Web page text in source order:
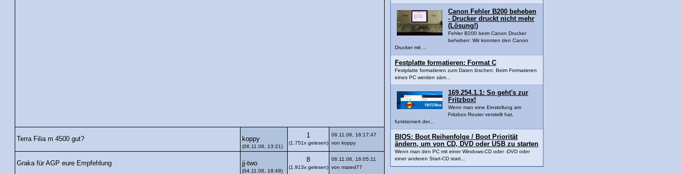
Terra Filia m 4500 gut? koppy
(06.11.06, 13:21)
1
(1.751x gelesen)
06.11.06, 16:17:47
von koppy
Graka für AGP eure Empfehlung jj-two
(04.11.06, 18:49)
8
(1.913x gelesen)
06.11.06, 16:05:11
von mated77
Canon Fehler B200 beheben
- Drucker druckt nicht mehr
(Lösung!)
Fehler B200 beim Canon Drucker
beheben: Wir konnten den Canon
Drucker mit ...
Festplatte formatieren: Format C
Festplatte formatieren zum Daten löschen: Beim Formatieren
eines PC werden säm...
169.254.1.1: So geht's zur
Fritzbox!
Wenn man eine Einstellung am
Fritzbox Router verstellt hat,
funktioniert der...
BIOS: Boot Reihenfolge / Boot Priorität
ändern, um von CD, DVD oder USB zu starten
Wenn man den PC mit einer Windows-CD oder -DVD oder
einer anderen Start-CD start...